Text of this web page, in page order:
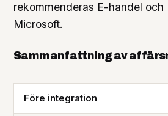
rekommenderas E-handel och
Microsoft.
Sammanfattning av
Före integration